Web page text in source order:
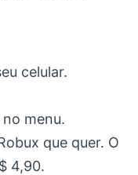
celular.
menu.
que quer. O
4,90.